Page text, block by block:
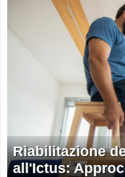
Riabilitazione
all'Ictus: